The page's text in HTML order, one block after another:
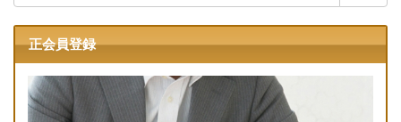
索:
正会員登録